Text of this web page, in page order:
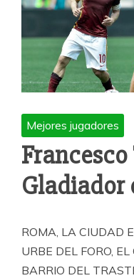
Mejores jugadores
Gladiador
ROMA, LA CIUDAD
URBE DEL FORO,
BARRIO DEL